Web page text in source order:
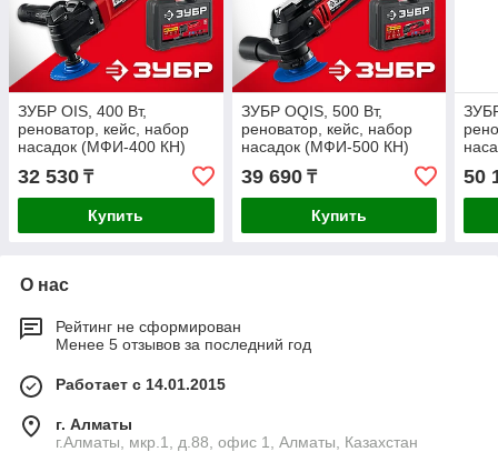
ЗУБР OIS, 400 Вт,
реноватор, кейс, набор
насадок (МФИ-400 КН)
32 530 ₸
Купить
ЗУБР OQIS, 500 Вт,
реноватор, кейс, набор
насадок (МФИ-500 КН)
39 690₸
Купить
50
О нас
Рейтинг не сформирован
Менее 5 отзывов за последний год
Работает с 14.01.2015
г. Алматы
г.Алматы, мкр.1, д.88, офис 1, Алматы, Казахстан